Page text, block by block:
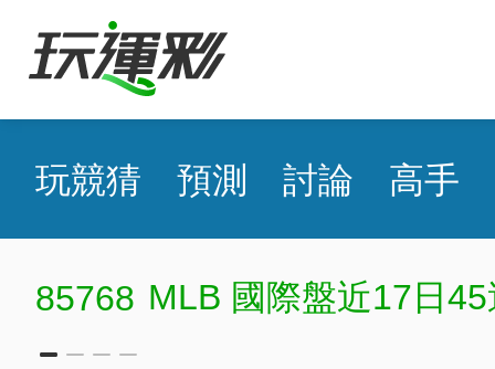
玩競猜 預測 討論 高手
MLB 國際盤近17日45過36